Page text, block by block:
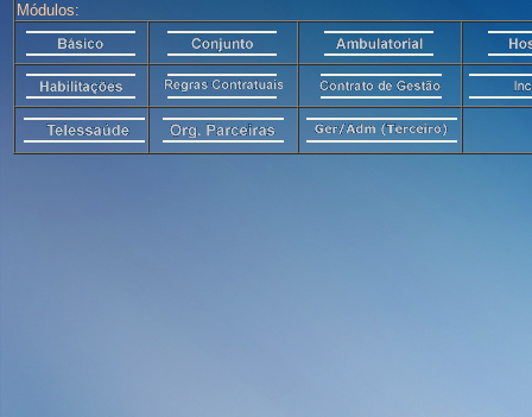
Módulos: